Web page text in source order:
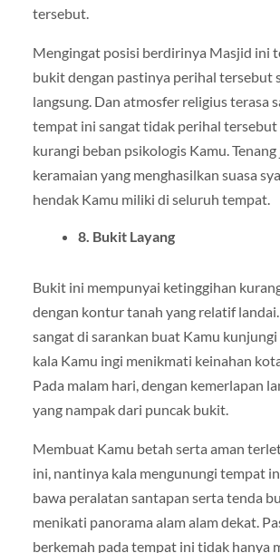
tersebut.
Mengingat posisi berdirinya Masjid ini
bukit dengan pastinya perihal tersebut
langsung. Dan atmosfer religius terasa
tempat ini sangat tidak perihal tersebut
kurangi beban psikologis Kamu.
keramaian yang menghasilkan suasa
hendak Kamu miliki di seluruh tempat.
8. Bukit Layang
Bukit ini mempunyai ketinggihan
dengan kontur tanah yang relatif
sangat di sarankan buat Kamu
kala Kamu ingi menikmati keinahan
Pada malam hari, dengan kemerlapan
yang nampak dari puncak bukit.
Membuat Kamu betah serta aman
ini, nantinya kala mengunungi tempat
bawa peralatan santapan serta tenda
menikati panorama alam alam dekat.
berkemah pada tempat ini tidak hanya